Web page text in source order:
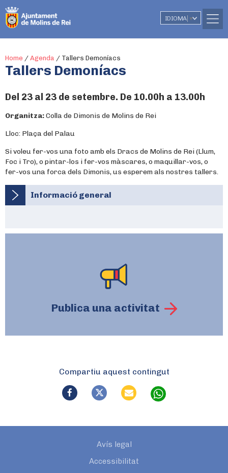
IDIOMA ▼
Home / Agenda / Tallers Demoníacs
Tallers Demoníacs
Del 23 al 23 de setembre. De 10.00h a 13.00h
Organitza:Colla de Dimonis de Molins de Rei
Lloc: Plaça del Palau
Si voleu fer-vos una foto amb els Dracs de Molins de Rei (Llum,
Foc i Tro), o pintar-los i fer-vos màscares, o maquillar-vos, o
fer-vos una forca dels Dimonis, us esperem als nostres tallers.
Informació general
Publica una activitat
Compartiu aquest contingut
Avís legal
Accessibilitat